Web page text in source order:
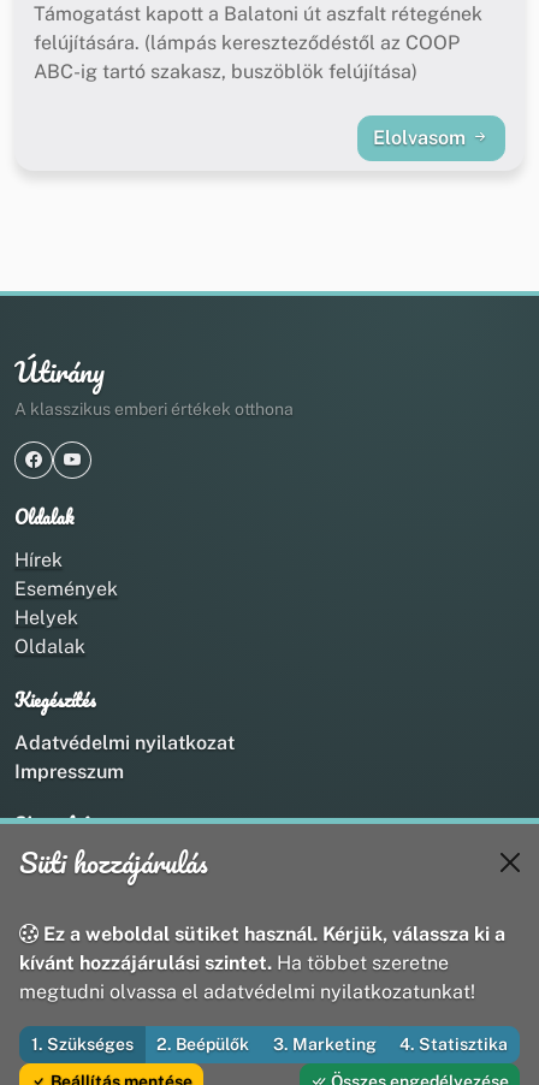
Támogatást kapott a Balatoni út aszfalt rétegének
felújítására. (lámpás kereszteződéstől az COOP
ABC-ig tartó szakasz, buszöblök felújítása)
Elolvasom
Útirány
A klasszikus emberi értékek otthona
Oldalak
Hírek
Események
Helyek
Oldalak
Kiegészítés
Adatvédelmi nyilatkozat
Impresszum
Kapcsolat
+36 20 211 1888
webmaster@utirany.hu
8419 Csesznek, Vasút u.18.
© 2026 Útirány Webmédia Bt. — Minden jog fenntartva
Süti hozzájárulás
Ez a weboldal sütiket használ. Kérjük, válassza ki a
kívánt hozzájárulási szintet. Ha többet szeretne
megtudni olvassa el adatvédelmi nyilatkozatunkat!
1. Szükséges 2. Beépülők 3. Marketing
4. Statisztika